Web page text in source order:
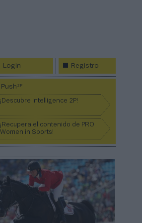
Login Registro
Push2P
¡Descubre Intelligence 2P!
¡Recupera el contenido de PRO
Women in Sports!